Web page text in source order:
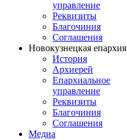
управление
Реквизиты
Благочиния
Соглашения
Новокузнецкая епархия
История
Архиерей
Епархиальное
управление
Реквизиты
Благочиния
Соглашения
Медиа